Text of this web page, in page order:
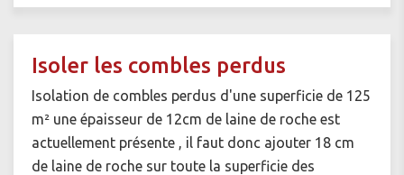
Isoler les combles perdus
Isolation de combles perdus d'une superficie de 125
m² une épaisseur de 12cm de laine de roche est
actuellement présente , il faut donc ajouter 18 cm
de laine de roche sur toute la superficie des